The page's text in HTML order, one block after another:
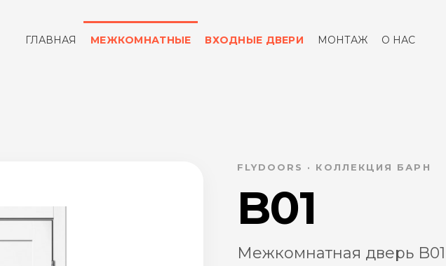
ГЛАВНАЯ МЕЖКОМНАТНЫЕ ВХОДНЫЕ ДВЕРИ МОНТАЖ О НАС
FLYDOORS · КОЛЛЕКЦИЯ БАРН
B01
Межкомнатная дверь